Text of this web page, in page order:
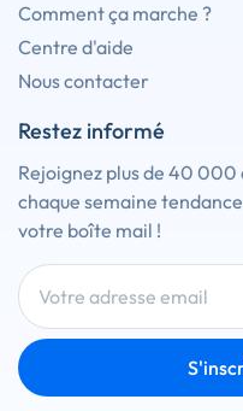
Comment ça marche ?
Centre d'aide
Nous contacter
Restez informé
Rejoignez plus de 40 000
chaque semaine
votre boîte mail !